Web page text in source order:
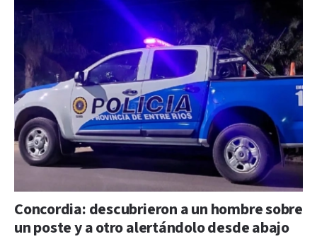
Concordia: descubrieron a un hombre sobre
un poste y a otro alertándolo desde abajo